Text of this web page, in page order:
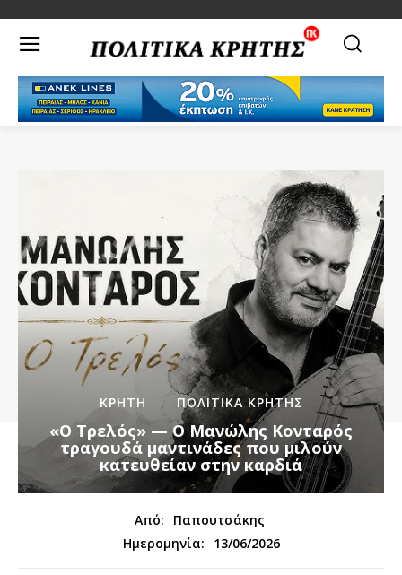
ΚΡΗΤΗ ΠΟΛΙΤΙΚΆ ΚΡΉΤΗΣ
«Ο Τρελός» — Ο Μανώλης Κονταρός
τραγουδά μαντινάδες που μιλούν
κατευθείαν στην καρδιά
Από:
Παπουτσάκης
Ημερομηνία:
13/06/2026